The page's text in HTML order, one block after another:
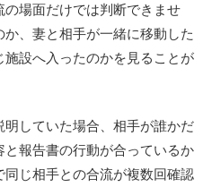
場面だけでは判断できませ
、妻と相手が一緒に移動した
設へ入ったのかを見ることが
していた場合、相手が誰かだ
報告書の行動が合っているか
じ相手との合流が複数回確認